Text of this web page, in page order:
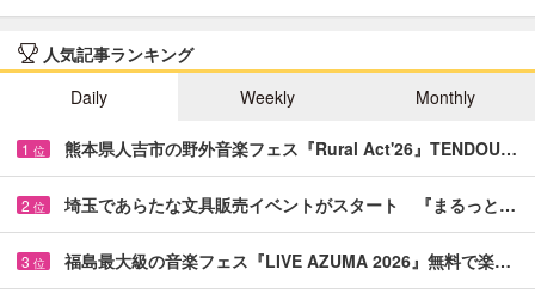
人気記事ランキング
Daily
Weekly Monthly
1 位 熊本県人吉市の野外音楽フェス『Rural Act'26』TENDOU…
2 位 埼玉であらたな文具販売イベントがスタート 『まるっと…
3 位 福島最大級の音楽フェス『LIVE AZUMA 2026』無料で楽…